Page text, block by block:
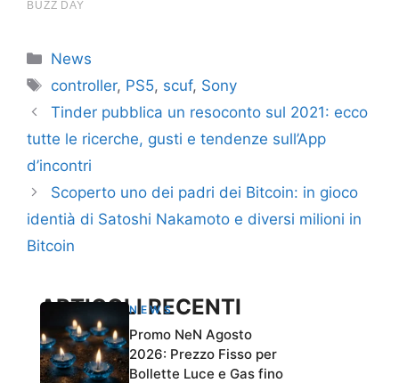
Categorie
News
Tag
controller, PS5, scuf, Sony
Tinder pubblica un resoconto sul 2021: ecco
tutte le ricerche, gusti e tendenze sull’App
d’incontri
Scoperto uno dei padri dei Bitcoin: in gioco
identià di Satoshi Nakamoto e diversi milioni in
Bitcoin
ARTICOLI RECENTI
NEWS
Promo NeN Agosto
2026: Prezzo Fisso per
Bollette Luce e Gas fino